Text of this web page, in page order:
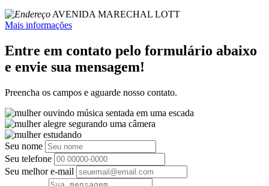
AVENIDA MARECHAL LOTT
Mais informações
Entre em contato pelo formulário abaixo
e envie sua mensagem!
Preencha os campos e aguarde nosso contato.
Seu nome
Seu telefone
Seu melhor e-mail